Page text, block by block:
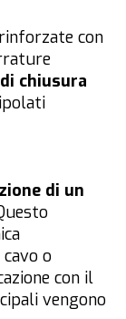
con
chiusura
di un
o
con il
vengono